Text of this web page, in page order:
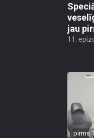
jau
11.
pirms